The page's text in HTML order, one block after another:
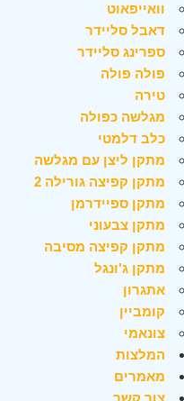
וואייפאוט
דאבל סליידר
ספרינג סליידר
פולה פולה
טירה
מגלשה כפולה
כלב דלמטי
מתקן ליצן עם מגלשה
מתקן קפיצה גורילה 2
מתקן ספיידרמן
מתקן צבעוני
מתקן קפיצה מסיבה
מתקן ג'ונגל
אתגרון
קומביין
צונאמי
המלצות
מאמרים
צור קשר